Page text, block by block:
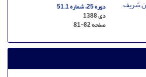
دوره 25، شماره 51.1
دی 1388
صفحه81-82